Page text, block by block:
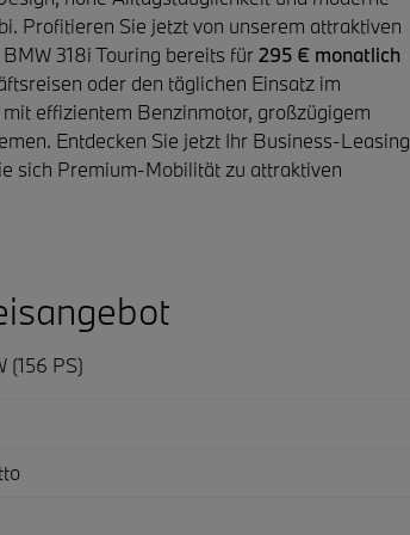
Profitieren Sie jetzt von unserem attraktiven
318i Touring bereits für295 € monatlich
oder den täglichen Einsatz im
effizientem Benzinmotor, großzügigem
Entdecken Sie jetzt Ihr Business-Leasing
sich Premium-Mobilität zu attraktiven
(156 PS)